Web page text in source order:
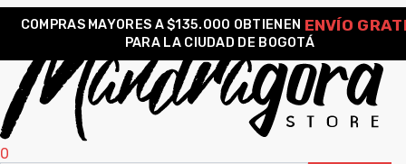
COMPRAS MAYORES A $135.000 OBTIENEN ENVÍO
PARA LA CIUDAD DE BOGOTÁ
0